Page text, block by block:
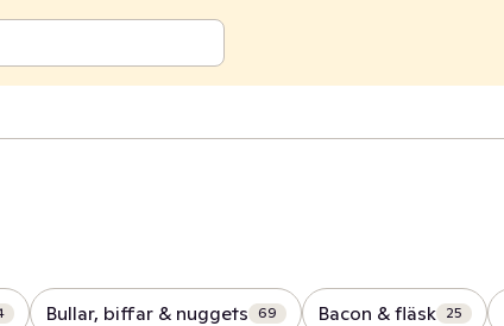
Bullar, biffar & nuggets 69 Bacon & fläsk 25